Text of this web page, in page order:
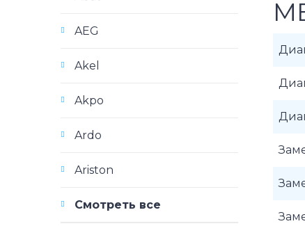
AEG
Akel
Akpo
Ardo
Ariston
Смотреть все